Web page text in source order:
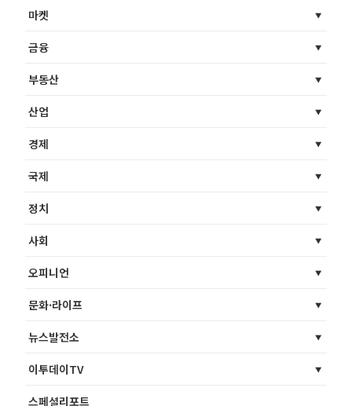
마켓
금융
부동산
산업
경제
국제
정치
사회
오피니언
문화·라이프
뉴스발전소
이투데이TV
스페셜리포트